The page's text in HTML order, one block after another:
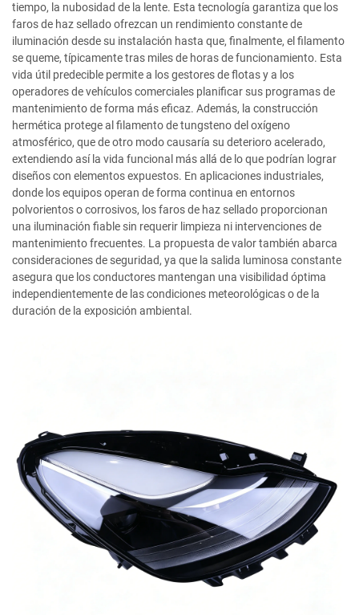
tiempo, la nubosidad de la lente. Esta tecnología garantiza que los
faros de haz sellado ofrezcan un rendimiento constante de
iluminación desde su instalación hasta que, finalmente, el filamento
se queme, típicamente tras miles de horas de funcionamiento. Esta
vida útil predecible permite a los gestores de flotas y a los
operadores de vehículos comerciales planificar sus programas de
mantenimiento de forma más eficaz. Además, la construcción
hermética protege al filamento de tungsteno del oxígeno
atmosférico, que de otro modo causaría su deterioro acelerado,
extendiendo así la vida funcional más allá de lo que podrían lograr
diseños con elementos expuestos. En aplicaciones industriales,
donde los equipos operan de forma continua en entornos
polvorientos o corrosivos, los faros de haz sellado proporcionan
una iluminación fiable sin requerir limpieza ni intervenciones de
mantenimiento frecuentes. La propuesta de valor también abarca
consideraciones de seguridad, ya que la salida luminosa constante
asegura que los conductores mantengan una visibilidad óptima
independientemente de las condiciones meteorológicas o de la
duración de la exposición ambiental.